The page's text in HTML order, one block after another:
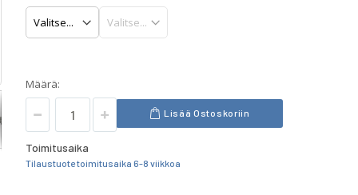
Määrä:
Lisää Ostoskoriin
Toimitusaika
Tilaustuote toimitusaika 6-8 viikkoa